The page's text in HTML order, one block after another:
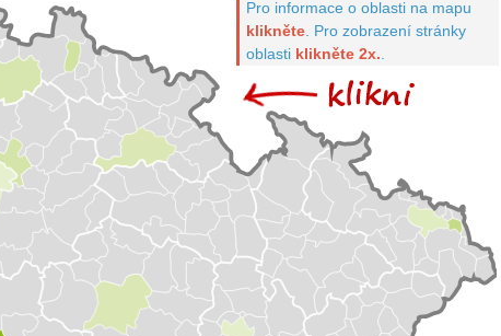
Pro informace o oblasti na mapu
klikněte. Pro zobrazení stránky
oblasti klikněte 2x.